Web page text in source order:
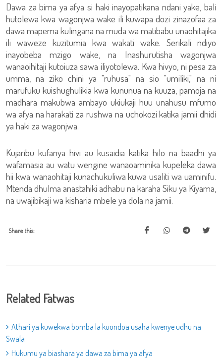
Dawa za bima ya afya si haki inayopatikana ndani yake, bali
hutolewa kwa wagonjwa wake ili kuwapa dozi zinazofaa za
dawa mapema kulingana na muda wa matibabu unaohitajika
ili waweze kuzitumia kwa wakati wake. Serikali ndiyo
inayobeba mzigo wake, na Inashurutisha wagonjwa
wanaoihitaji kutoiuza sawa iliyotolewa. Kwa hivyo, ni pesa za
umma, na ziko chini ya "ruhusa" na sio "umiliki," na ni
marufuku kuishughulikia kwa kununua na kuuza, pamoja na
madhara makubwa ambayo ukiukaji huu unahusu mfumo
wa afya na harakati za rushwa na uchokozi katika jamii dhidi
ya haki za wagonjwa.
Kujaribu kufanya hivi au kusaidia katika hilo na baadhi ya
wafamasia au watu wengine wanaoaminika kupeleka dawa
hii kwa wanaohitaji kunachukuliwa kuwa usaliti wa uaminifu.
Mtenda dhulma anastahiki adhabu na karaha Siku ya Kiyama,
na uwajibikaji wa kisharia mbele ya dola na jamii.
Share this:
Related Fatwas
Athari ya kuwekwa bomba la kuondoa usaha kwenye udhu na
Swala
Hukumu ya biashara ya dawa za bima ya afya